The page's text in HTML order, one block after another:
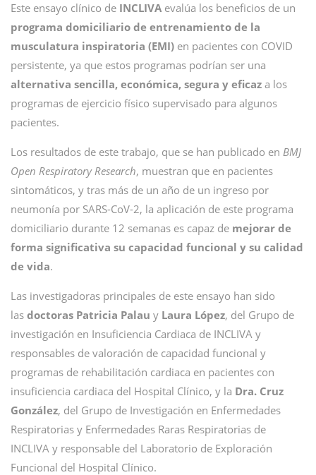
Este ensayo clínico de INCLIVA evalúa los beneficios de un
programa domiciliario de entrenamiento de la
musculatura inspiratoria (EMI) en pacientes con COVID
persistente, ya que estos programas podrían ser una
alternativa sencilla, económica, segura y eficaz a los
programas de ejercicio físico supervisado para algunos
pacientes.
Los resultados de este trabajo, que se han publicado en BMJ
Open Respiratory Research, muestran que en pacientes
sintomáticos, y tras más de un año de un ingreso por
neumonía por SARS-CoV-2, la aplicación de este programa
domiciliario durante 12 semanas es capaz de mejorar de
forma significativa su capacidad funcional y su calidad
de vida.
Las investigadoras principales de este ensayo han sido
las doctoras Patricia Palau y Laura López, del Grupo de
investigación en Insuficiencia Cardiaca de INCLIVA y
responsables de valoración de capacidad funcional y
programas de rehabilitación cardiaca en pacientes con
insuficiencia cardiaca del Hospital Clínico, y la Dra. Cruz
González, del Grupo de Investigación en Enfermedades
Respiratorias y Enfermedades Raras Respiratorias de
INCLIVA y responsable del Laboratorio de Exploración
Funcional del Hospital Clínico.